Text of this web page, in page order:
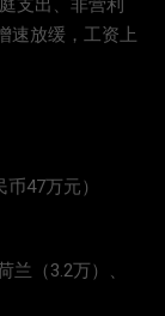
速放缓，工资上
47万元）
（3.2万）、